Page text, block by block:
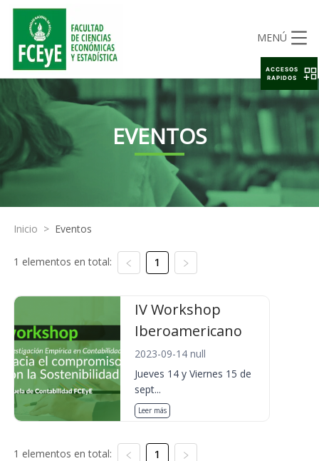
MENÚ
EVENTOS
Inicio > Eventos
1 elementos en total: 1
IV Workshop
Iberoamericano
2023-09-14 null
Jueves 14 y Viernes 15 de
sept...
Leer más
1 elementos en total: 1
ACCESOS
RAPIDOS